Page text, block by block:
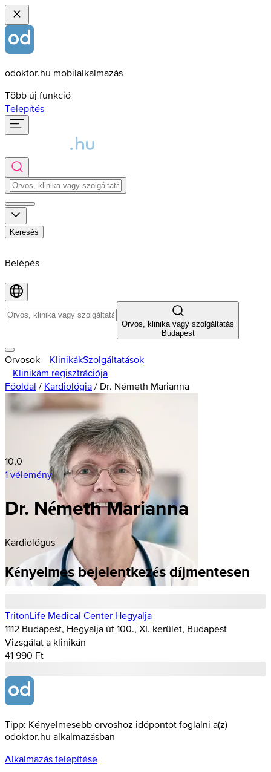
odoktor.hu mobilalkalmazás
Több új funkció
Telepítés
Keresés
Belépés
Orvos, klinika vagy szolgáltatás
Budapest
Orvosok KlinikákSzolgáltatások
Klinikám regisztrációja
Főoldal / Kardiológia / Dr. Németh Marianna
10,0
1 vélemény
Dr. Németh Marianna
Kardiológus
Kényelmes bejelentkezés díjmentesen
TritonLife Medical Center Hegyalja
1112 Budapest, Hegyalja út 100., XI. kerület, Budapest
Vizsgálat a klinikán
41 990 Ft
Tipp: Kényelmesebb orvoshoz időpontot foglalni a(z)
odoktor.hu alkalmazásban
Alkalmazás telepítése